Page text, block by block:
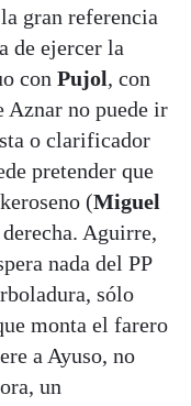
gran referencia
de ejercer la
con Pujol, con
Aznar no puede ir
o clarificador
pretender que
(Miguel
Aguirre,
nada del PP
sólo
monta el farero
a Ayuso, no
un